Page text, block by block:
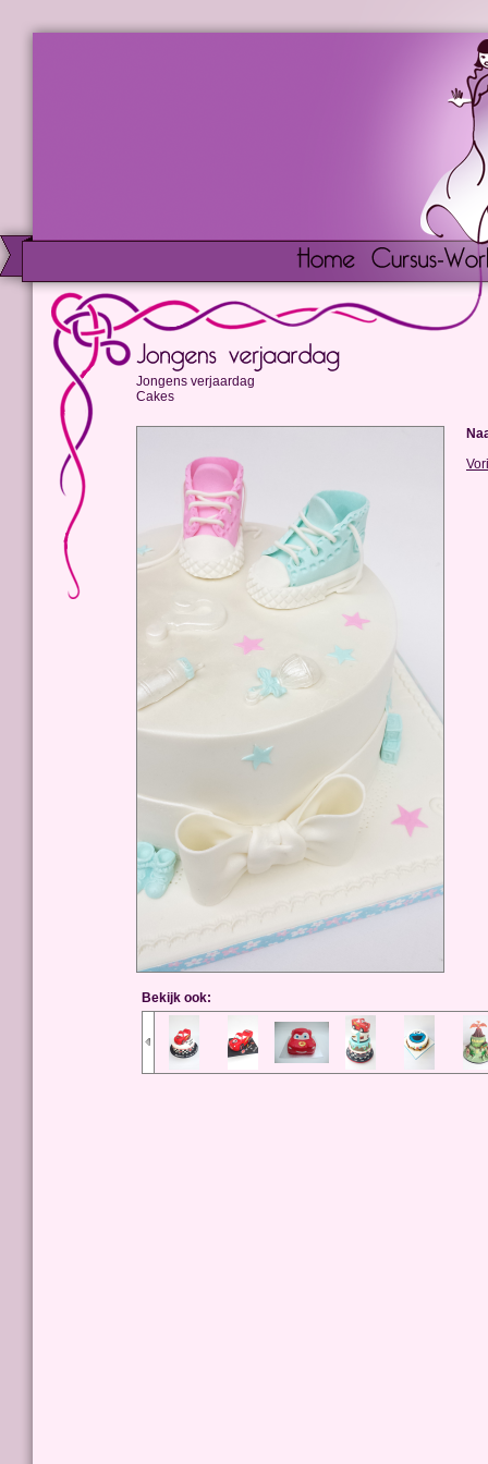
Jongens verjaardag
Cakes
Bekijk ook: